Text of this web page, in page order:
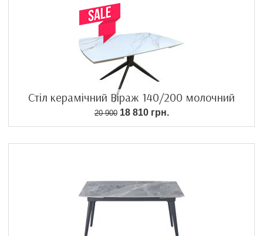
Стіл керамічний Віраж 140/200 молочний
20 90018 810 грн.